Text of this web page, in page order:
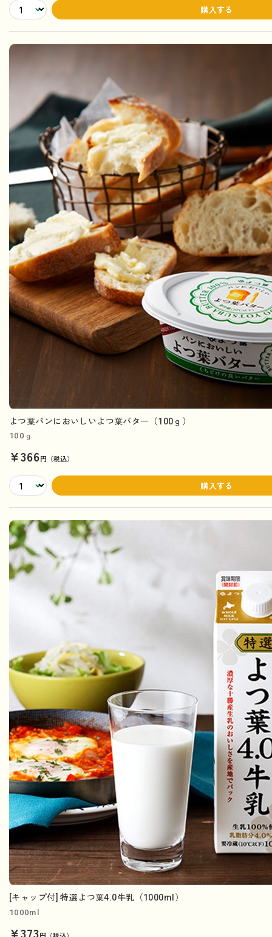
購入する
よつ葉パンにおいしいよつ葉バター（100ｇ）
100ｇ
¥366円（税込）
購入する
[キャップ付] 特選よつ葉4.0牛乳（1000ml）
1000ml
¥373